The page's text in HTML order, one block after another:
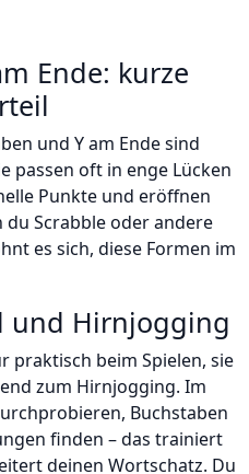
Ende: kurze
und Y am Ende sind
passen oft in enge Lücken
Punkte und eröffnen
Scrabble oder andere
es sich, diese Formen im
und Hirnjogging
praktisch beim Spielen, sie
zum Hirnjogging. Im
Buchstaben
finden – das trainiert
deinen Wortschatz. Du